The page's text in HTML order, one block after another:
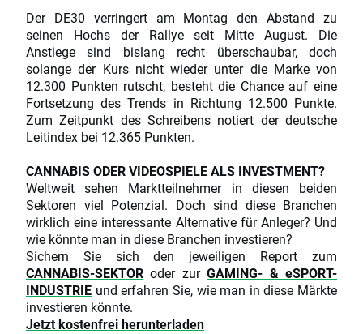
Der DE30 verringert am Montag den Abstand zu
seinen Hochs der Rallye seit Mitte August. Die
Anstiege sind bislang recht überschaubar, doch
solange der Kurs nicht wieder unter die Marke von
12.300 Punkten rutscht, besteht die Chance auf eine
Fortsetzung des Trends in Richtung 12.500 Punkte.
Zum Zeitpunkt des Schreibens notiert der deutsche
Leitindex bei 12.365 Punkten.
CANNABIS ODER VIDEOSPIELE ALS INVESTMENT?
Weltweit sehen Marktteilnehmer in diesen beiden
Sektoren viel Potenzial. Doch sind diese Branchen
wirklich eine interessante Alternative für Anleger? Und
wie könnte man in diese Branchen investieren?
Sichern Sie sich den jeweiligen Report zum
CANNABIS-SEKTOR oder zurGAMING- & eSPORT-
INDUSTRIE und erfahren Sie, wie man in diese Märkte
investieren könnte.
Jetzt kostenfrei herunterladen